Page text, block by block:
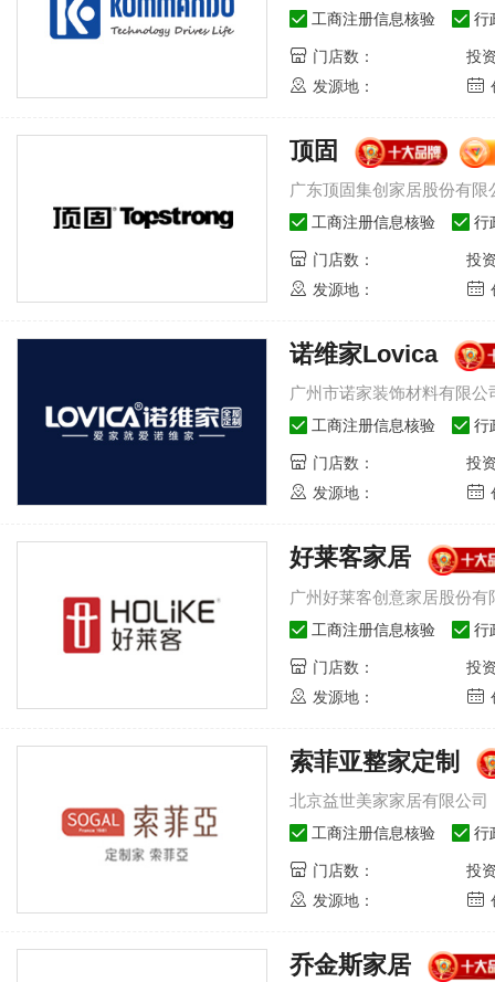
工商注册信息核验 行
门店数：
投
发源地：
顶固
广东顶固集创家居股份有限
工商注册信息核验 行
门店数：
投
发源地：
诺维家Lovica
广州市诺家装饰材料有限公
工商注册信息核验 行
门店数：
投
发源地：
好莱客家居
广州好莱客创意家居股份有
工商注册信息核验 行
门店数：
投
发源地：
索菲亚整家定制
北京益世美家家居有限公司
工商注册信息核验 行
门店数：
投
发源地：
乔金斯家居
合肥市瑞俪宜家家 49330人关注
定制-北京益世美家家居有 37420人关注
公司尚品宅配-广州新居网家居科技有
柏丽-上海柏玺实业有限公司
公司爱依瑞斯衣柜-北京爱依瑞斯家居
有限公司
简爱保罗-佛山市旭辉五金发展有
瑞王铠萨-宁波铠萨整木家居用品
公司欧蒂尼家居-合肥欧蒂尼家居有限
咖齐聚，闪耀门展-2023中国
国际门业展览会（北京门
展），中国木门网、中居联高
2023北
门网专
咖齐聚，
国际门业
端访谈
刘杰。